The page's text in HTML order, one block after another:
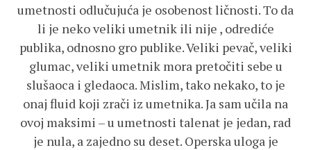
umetnosti odlučujuća je osobenost ličnosti. To da
li je neko veliki umetnik ili nije , odrediće
publika, odnosno gro publike. Veliki pevač, veliki
glumac, veliki umetnik mora pretočiti sebe u
slušaoca i gledaoca. Mislim, tako nekako, to je
onaj fluid koji zrači iz umetnika. Ja sam učila na
ovoj maksimi – u umetnosti talenat je jedan, rad
je nula, a zajedno su deset. Operska uloga je